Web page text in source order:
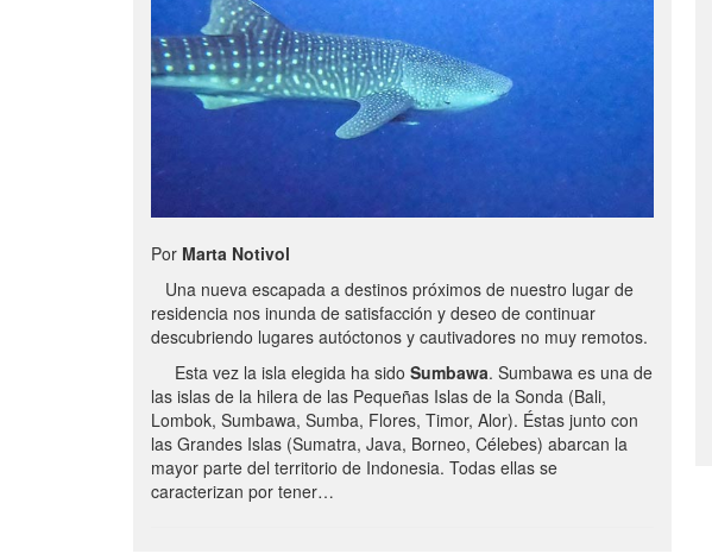
Por Marta Notivol
Una nueva escapada a destinos próximos de nuestro lugar de
residencia nos inunda de satisfacción y deseo de continuar
descubriendo lugares autóctonos y cautivadores no muy remotos.
Esta vez la isla elegida ha sido Sumbawa. Sumbawa es una de
las islas de la hilera de las Pequeñas Islas de la Sonda (Bali,
Lombok, Sumbawa, Sumba, Flores, Timor, Alor). Éstas junto con
las Grandes Islas (Sumatra, Java, Borneo, Célebes) abarcan la
mayor parte del territorio de Indonesia. Todas ellas se
caracterizan por tener…